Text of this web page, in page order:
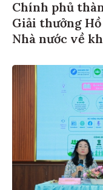
Chính phủ
Giải thưởng
Nhà nước về